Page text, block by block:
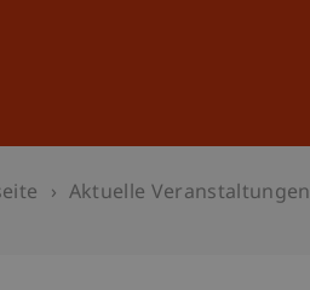
Aktuelle Veranstaltungen